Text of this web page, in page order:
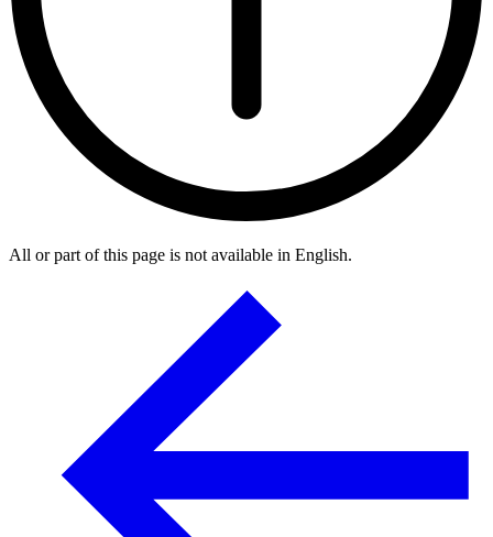
All or part of this page is not available in English.